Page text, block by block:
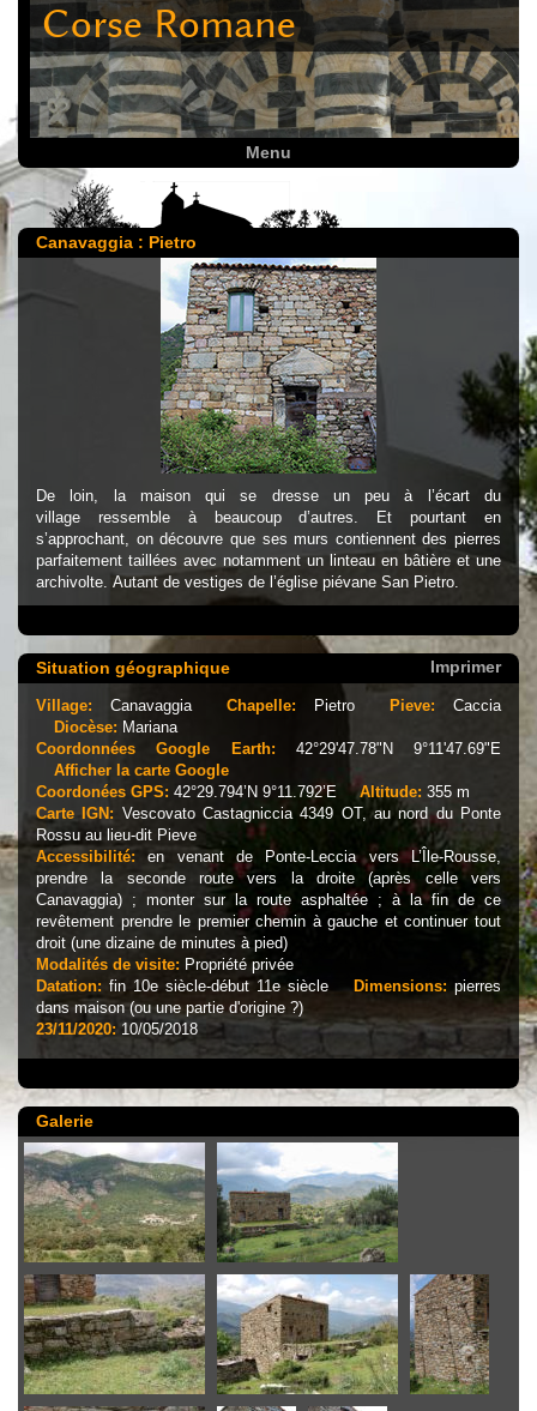
Corse Romane
Menu
Canavaggia : Pietro
De loin, la maison qui se dresse un peu à l’écart du
village ressemble à beaucoup d’autres. Et pourtant en
s’approchant, on découvre que ses murs contiennent des pierres
parfaitement taillées avec notamment un linteau en bâtière et une
archivolte. Autant de vestiges de l’église piévane San Pietro.
Situation géographique Imprimer
Village: Canavaggia Chapelle: Pietro Pieve:Caccia
Diocèse: Mariana
Coordonnées Google Earth: 42°29'47.78"N 9°11'47.69"E
Afficher la carte Google
Coordonées GPS: 42°29.794’N 9°11.792’E Altitude: 355 m
Carte IGN: Vescovato Castagniccia 4349 OT, au nord du Ponte
Rossu au lieu-dit Pieve
Accessibilité:en venant de Ponte-Leccia vers L’Île-Rousse,
prendre la seconde route vers la droite (après celle vers
Canavaggia) ; monter sur la route asphaltée ; à la fin de ce
revêtement prendre le premier chemin à gauche et continuer tout
droit (une dizaine de minutes à pied)
Modalités de visite: Propriété privée
Datation: fin 10e siècle-début 11e siècle Dimensions: pierres
dans maison (ou une partie d'origine ?)
23/11/2020: 10/05/2018
Galerie